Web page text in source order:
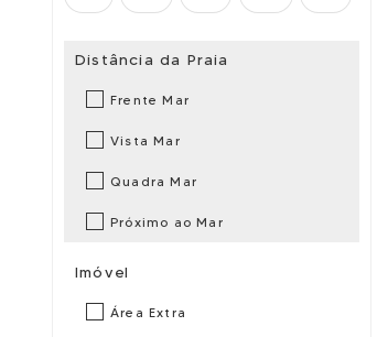
Distância da Praia
Frente Mar
Vista Mar
Quadra Mar
Próximo ao Mar
Imóvel
Área Extra